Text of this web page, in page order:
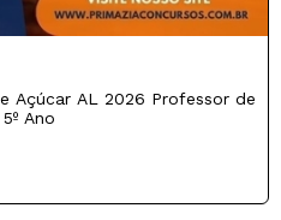
Açúcar AL 2026 Professor de
Ano